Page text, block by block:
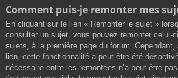
Comment puis-je remonter mes
En cliquant sur le lien « Remonter le sujet »
consulter un sujet, vous pouvez remonter celui-
sujets, à la première page du forum.
lien, cette fonctionnalité a peut-être été
nécessaire entre les remontées n’a peut-être